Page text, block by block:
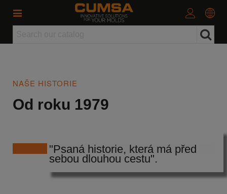
NAŠE HISTORIE
Od roku 1979
"Psaná historie, která má před
sebou dlouhou cestu".